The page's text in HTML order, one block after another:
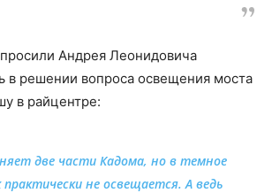
Андрея Леонидовича
в решении вопроса освещения моста
в райцентре:
две части Кадома, но в темное
не освещается. А ведь